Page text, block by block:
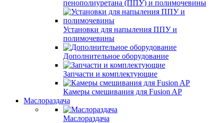
пенополиуретана (ППУ) и полимочевины
Установки для напыления ППУ и
полимочевины
Дополнительное оборудование
Запчасти и комплектующие
Камеры смешивания для Fusion AP
Маслораздача
Маслораздача